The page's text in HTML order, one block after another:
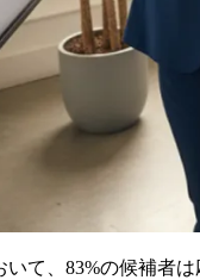
いて、83%の候補者